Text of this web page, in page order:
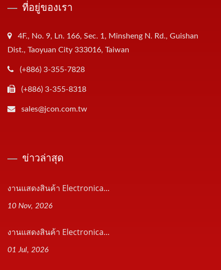
ที่อยู่ของเรา
4F., No. 9, Ln. 166, Sec. 1, Minsheng N. Rd., Guishan
Dist., Taoyuan City 333016, Taiwan
(+886) 3-355-7828
(+886) 3-355-8318
sales@jcon.com.tw
ข่าวล่าสุด
งานแสดงสินค้า Electronica...
10 Nov, 2026
งานแสดงสินค้า Electronica...
01 Jul, 2026